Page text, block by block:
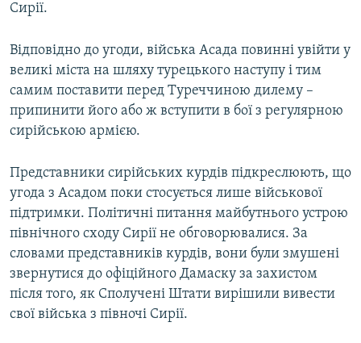
Сирії.
Відповідно до угоди, війська Асада повинні увійти у
великі міста на шляху турецького наступу і тим
самим поставити перед Туреччиною дилему –
припинити його або ж вступити в бої з регулярною
сирійською армією.
Представники сирійських курдів підкреслюють, що
угода з Асадом поки стосується лише військової
підтримки. Політичні питання майбутнього устрою
північного сходу Сирії не обговорювалися. За
словами представників курдів, вони були змушені
звернутися до офіційного Дамаску за захистом
після того, як Сполучені Штати вирішили вивести
свої війська з півночі Сирії.